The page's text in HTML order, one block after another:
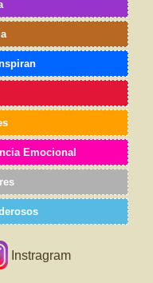
Emocional
Instragram